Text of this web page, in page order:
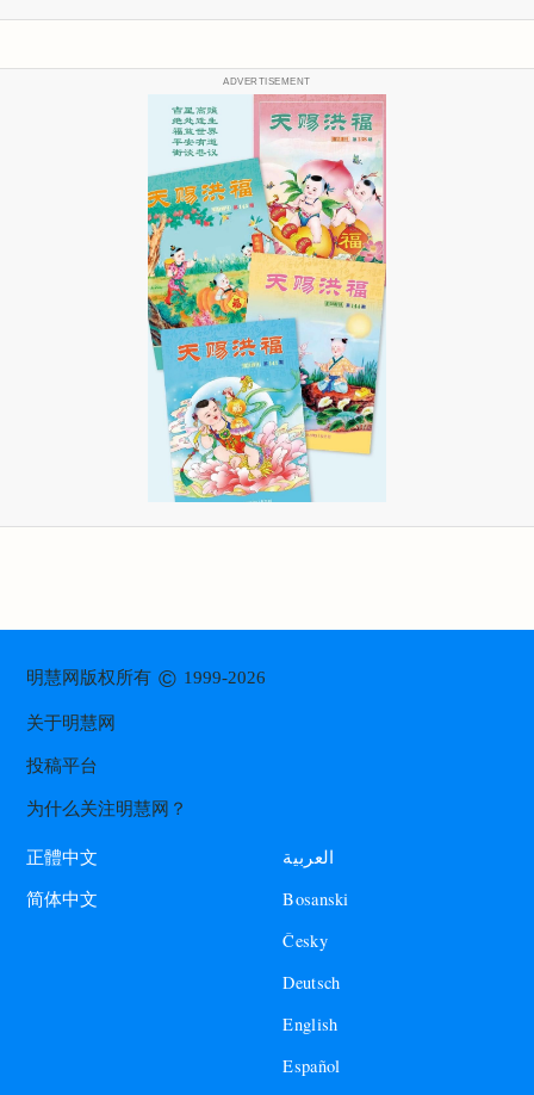
ADVERTISEMENT
明慧网版权所有© 1999-2026
关于明慧网
投稿平台
为什么关注明慧网？
正體中文
简体中文
العربية
Bosanski
Česky
Deutsch
English
Español